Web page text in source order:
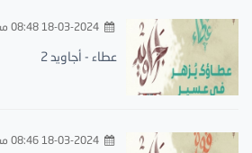
18-03-2024 08:48 مساءً
عطاء - أجاويد 2
18-03-2024 08:46 مساءً